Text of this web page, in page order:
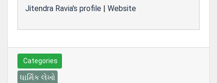
Jitendra Ravia's profile | Website
Categories
ધાર્મિક લેખો